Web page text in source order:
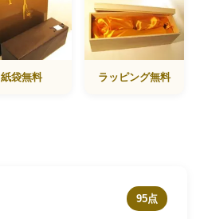
紙袋無料 ラッピング無料
95点